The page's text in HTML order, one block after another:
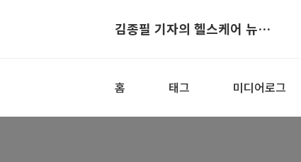
김종필 기자의 헬스케어 뉴스▶
홈 태그 미디어로그